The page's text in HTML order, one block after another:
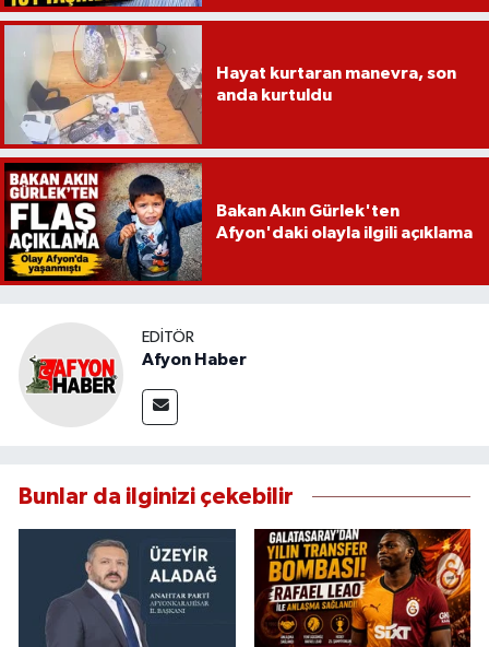
Hayat kurtaran manevra, son
anda kurtuldu
Bakan Akın Gürlek'ten
Afyon'daki olayla ilgili açıklama
EDITÖR
Afyon Haber
Bunlar da ilginizi çekebilir